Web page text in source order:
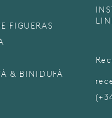
FIGUERAS
& BINIDUFÀ